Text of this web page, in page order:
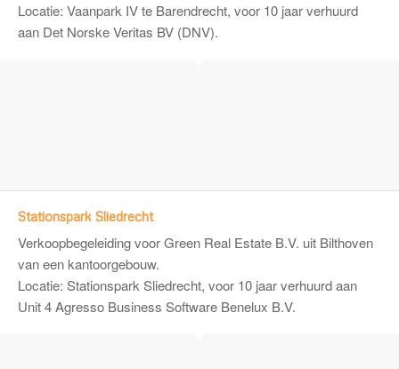
Locatie: Vaanpark IV te Barendrecht, voor 10 jaar verhuurd
aan Det Norske Veritas BV (DNV).
Stationspark Sliedrecht
Verkoopbegeleiding voorGreen Real Estate B.V. uit Bilthoven
van een kantoorgebouw.
Locatie: Stationspark Sliedrecht, voor 10 jaar verhuurd aan
Unit 4 Agresso Business Software Benelux B.V.